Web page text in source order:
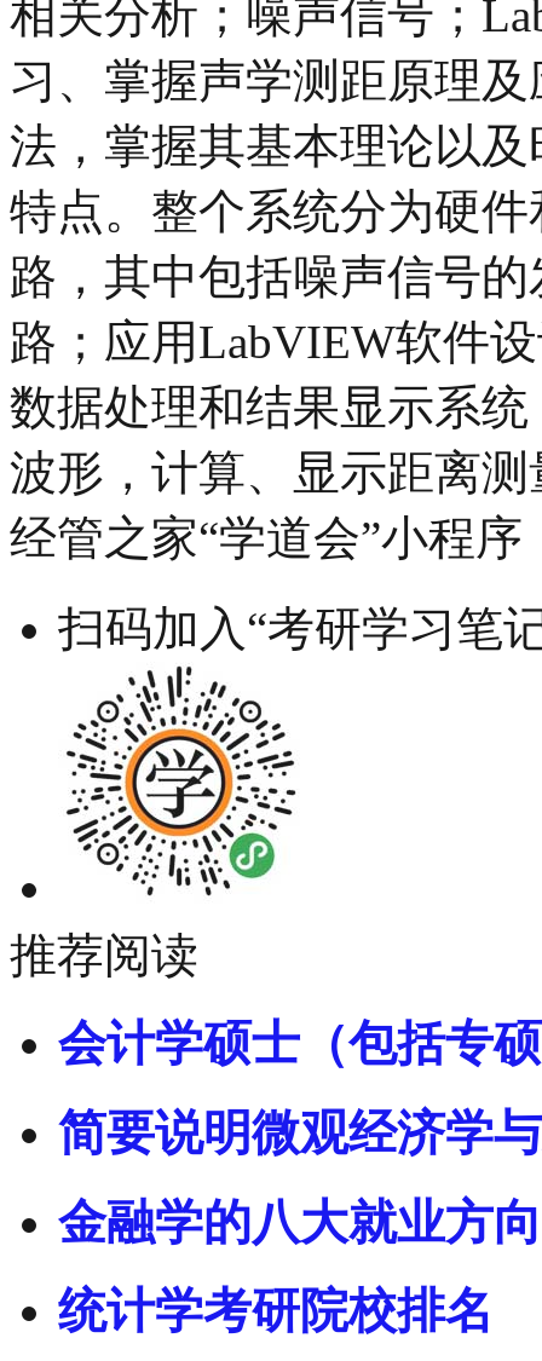
相关分析；噪声信号；
习、掌握声学测距原理
法，掌握其基本理论以
特点。整个系统分为硬
路，其中包括噪声信号
路；应用LabVIEW软件
数据处理和结果显示系
波形，计算、显示距离测
经管之家“学道会”小程序
扫码加入“考研学习笔
推荐阅读
会计学硕士（包括专
简要说明微观经济学
金融学的八大就业方
统计学考研院校排名